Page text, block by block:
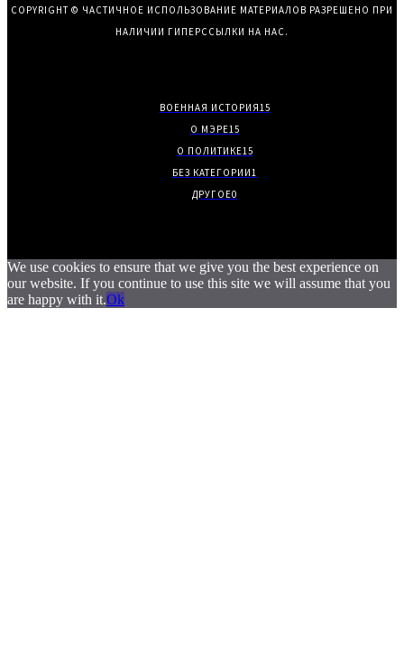
COPYRIGHT © ЧАСТИЧНОЕ ИСПОЛЬЗОВАНИЕ МАТЕРИАЛОВ РАЗРЕШЕНО ПРИ
НАЛИЧИИ ГИПЕРССЫЛКИ НА НАС.
ВОЕННАЯ ИСТОРИЯ15
О МЭРЕ15
О ПОЛИТИКЕ15
БЕЗ КАТЕГОРИИ1
ДРУГОЕ0
We use cookies to ensure that we give you the best experience on
our website. If you continue to use this site we will assume that you
are happy with it.Ok